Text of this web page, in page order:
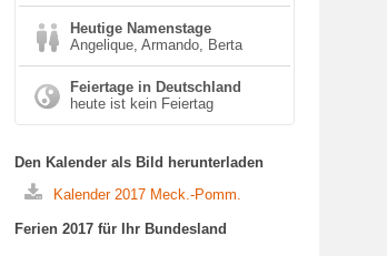
Heutige Namenstage
Angelique, Armando, Berta
Feiertage in Deutschland
heute ist kein Feiertag
Den Kalender als Bild herunterladen
Kalender 2017 Meck.-Pomm.
Ferien 2017 für Ihr Bundesland